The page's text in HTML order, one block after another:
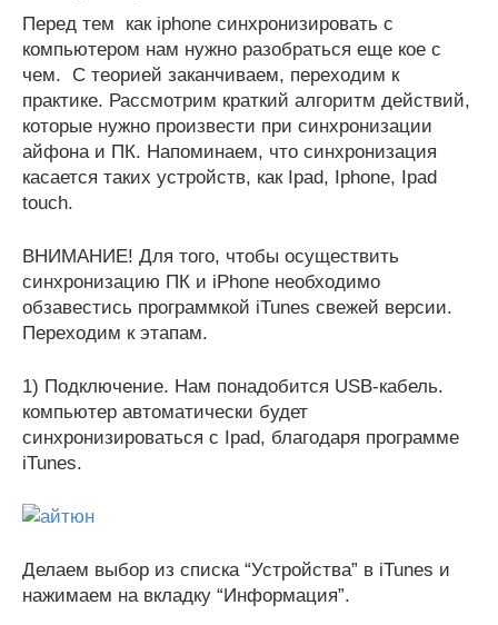
Перед тем как iphone синхронизировать с
компьютером нам нужно разобраться еще кое с
чем. С теорией заканчиваем, переходим к
практике. Рассмотрим краткий алгоритм действий,
которые нужно произвести при синхронизации
айфона и ПК. Напоминаем, что синхронизация
касается таких устройств, как Ipad, Iphone, Ipad
touch.
ВНИМАНИЕ! Для того, чтобы осуществить
синхронизацию ПК и iPhone необходимо
обзавестись программкой iTunes свежей версии.
Переходим к этапам.
1) Подключение. Нам понадобится USB-кабель.
компьютер автоматически будет
синхронизироваться с Ipad, благодаря программе
iTunes.
Делаем выбор из списка “Устройства” в iTunes и
нажимаем на вкладку “Информация”.